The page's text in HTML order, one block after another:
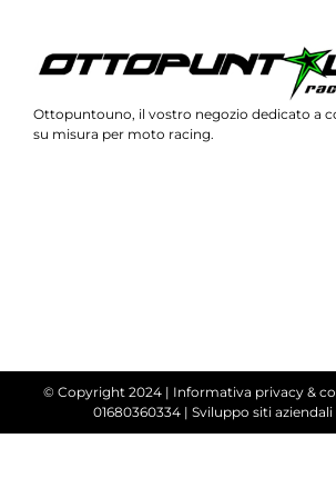
Ottopuntouno, il vostro negozio dedicato a
su misura per moto racing.
© Copyright 2024 | Informativa privacy &
01680360334 | Sviluppo siti aziendali